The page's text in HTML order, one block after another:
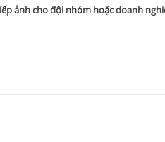
ảnh cho đội nhóm hoặc doanh